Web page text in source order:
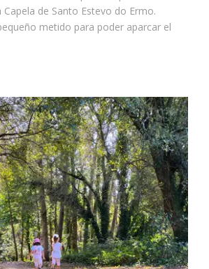
Capela de Santo Estevo do Ermo.
metido para poder aparcar el